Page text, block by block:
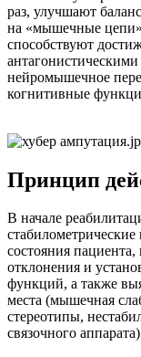
раз, улучшают
на «мышечные
способствуют
нейромышечное
когнитивные
Принцип
В начале
состояния
отклонения и
функций, а также
места (мышечная
стереотипы,
связочного